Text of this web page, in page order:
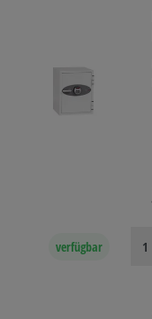
verfügbar